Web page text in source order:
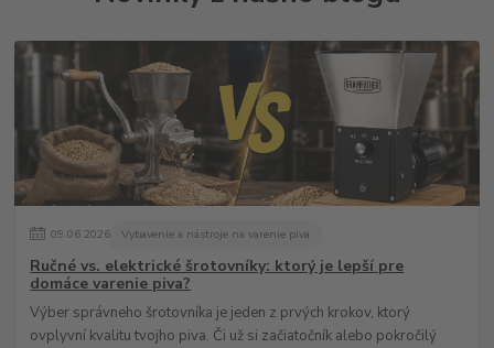
09.06.2026 Vybavenie a nástroje na varenie piva
Ručné vs. elektrické šrotovníky: ktorý je lepší pre
domáce varenie piva?
Výber správneho šrotovníka je jeden z prvých krokov, ktorý
ovplyvní kvalitu tvojho piva. Či už si začiatočník alebo pokročilý